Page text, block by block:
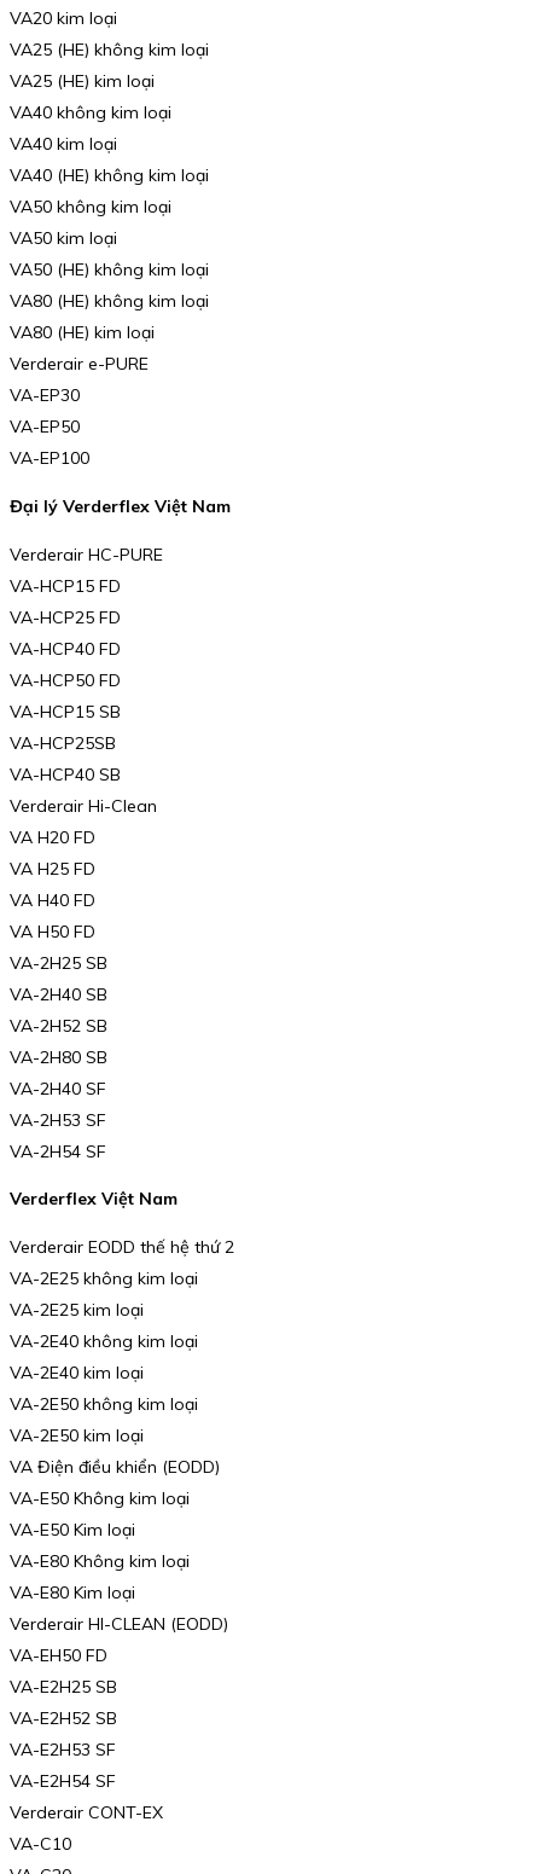
VA20 kim loại
VA25 (HE) không kim loại
VA25 (HE) kim loại
VA40 không kim loại
VA40 kim loại
VA40 (HE) không kim loại
VA50 không kim loại
VA50 kim loại
VA50 (HE) không kim loại
VA80 (HE) không kim loại
VA80 (HE) kim loại
Verderair e-PURE
VA-EP30
VA-EP50
VA-EP100
Đại lý Verderflex Việt Nam
Verderair HC-PURE
VA-HCP15 FD
VA-HCP25 FD
VA-HCP40 FD
VA-HCP50 FD
VA-HCP15 SB
VA-HCP25SB
VA-HCP40 SB
Verderair Hi-Clean
VA H20 FD
VA H25 FD
VA H40 FD
VA H50 FD
VA-2H25 SB
VA-2H40 SB
VA-2H52 SB
VA-2H80 SB
VA-2H40 SF
VA-2H53 SF
VA-2H54 SF
Verderflex Việt Nam
Verderair EODD thế hệ thứ 2
VA-2E25 không kim loại
VA-2E25 kim loại
VA-2E40 không kim loại
VA-2E40 kim loại
VA-2E50 không kim loại
VA-2E50 kim loại
VA Điện điều khiển (EODD)
VA-E50 Không kim loại
VA-E50 Kim loại
VA-E80 Không kim loại
VA-E80 Kim loại
Verderair HI-CLEAN (EODD)
VA-EH50 FD
VA-E2H25 SB
VA-E2H52 SB
VA-E2H53 SF
VA-E2H54 SF
Verderair CONT-EX
VA-C10